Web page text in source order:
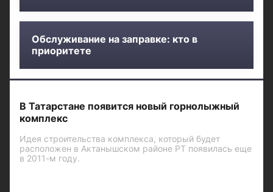
Обслуживание на заправке: кто в
приоритете
В Татарстане появится новый горнолыжный
комплекс
Идея строительства комплекса, который будет
расположен в Актанышском районе РТ появилась еще
в 2011-м году.